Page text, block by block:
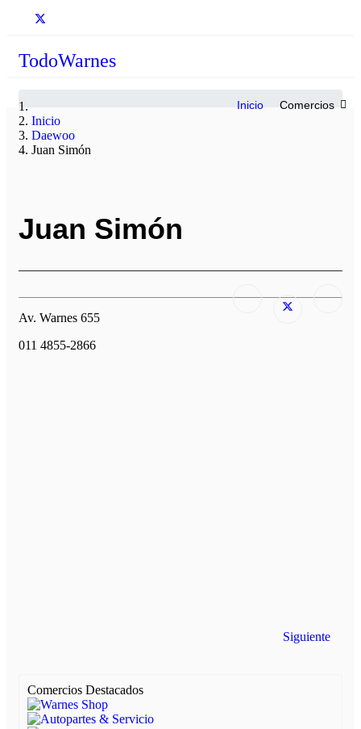
TodoWarnes
Inicio Comercios
Inicio
Daewoo
Juan Simón
Juan Simón
Av. Warnes 655
011 4855-2866
Artículo
Siguiente
Comercios Destacados